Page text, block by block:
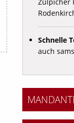
Schnelle
auch